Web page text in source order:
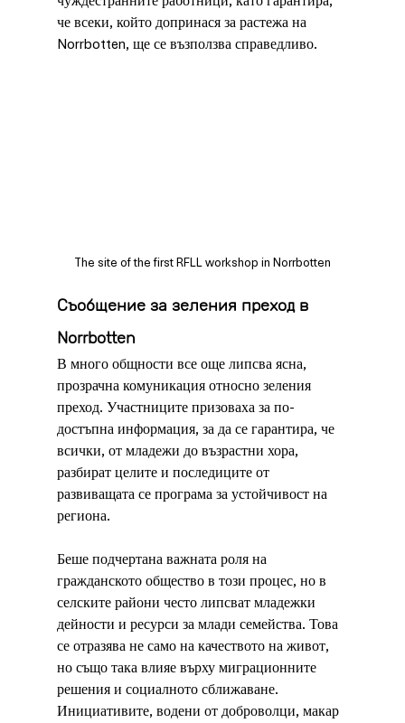
че всеки, който допринася за растежа на
Norrbotten, ще се възползва справедливо.
The site of the first RFLL workshop in Norrbotten
Съобщение за зеления преход в
Norrbotten
В много общности все още липсва ясна,
прозрачна комуникация относно зеления
преход. Участниците призоваха за по-
достъпна информация, за да се гарантира, че
всички, от младежи до възрастни хора,
разбират целите и последиците от
развиващата се програма за устойчивост на
региона.
Беше подчертана важната роля на
гражданското общество в този процес, но в
селските райони често липсват младежки
дейности и ресурси за млади семейства. Това
се отразява не само на качеството на живот,
но също така влияе върху миграционните
решения и социалното сближаване.
Инициативите, водени от доброволци, макар